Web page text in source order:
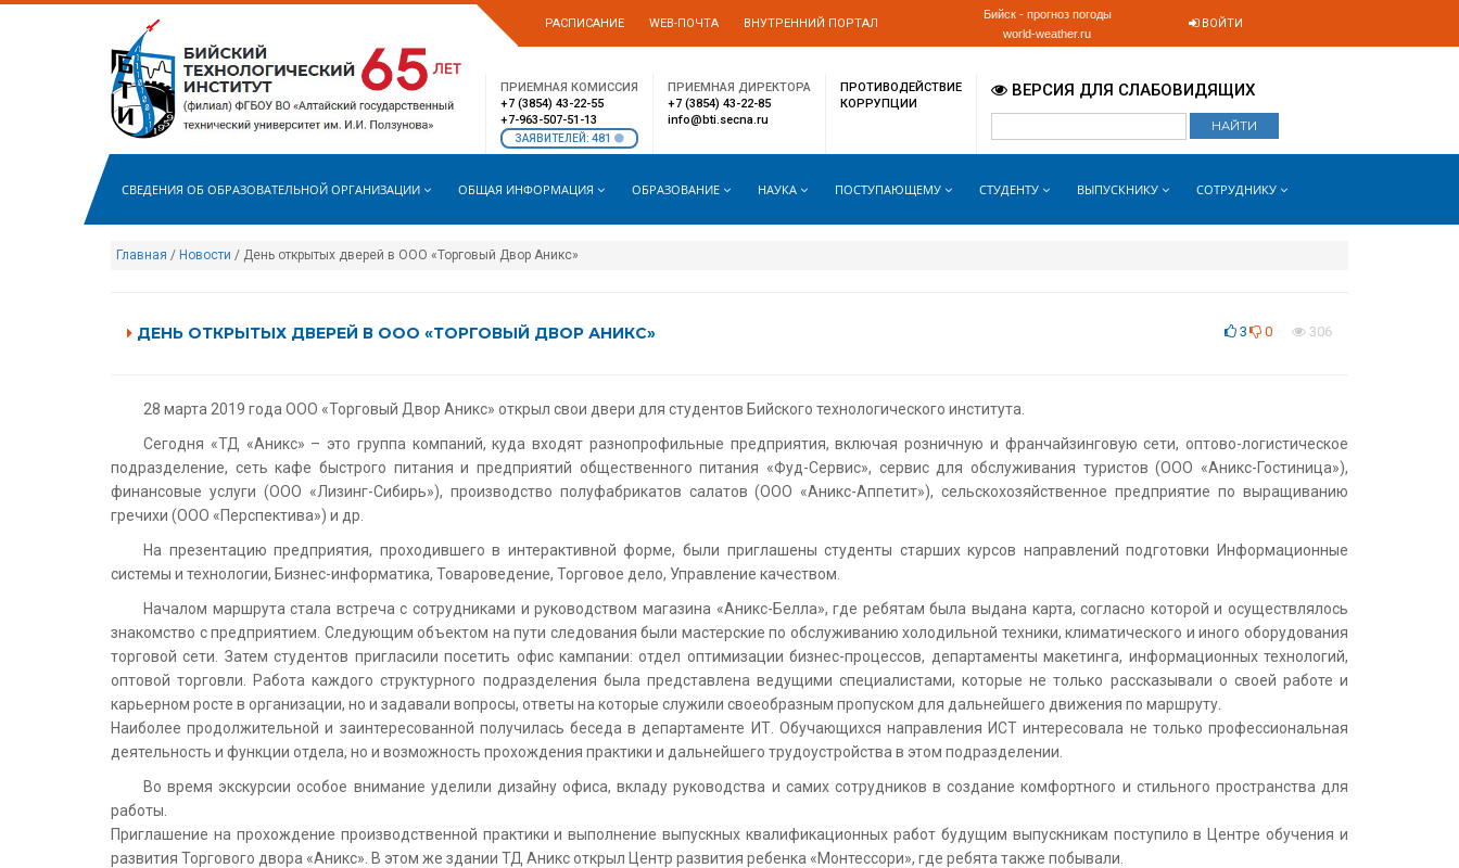
РАСПИСАНИЕ WEB-ПОЧТА ВНУТРЕННИЙ ПОРТАЛ
Бийск - прогноз погоды
world-weather.ru
ВОЙТИ
ПРИЕМНАЯ КОМИССИЯ
+7 (3854) 43-22-55
+7-963-507-51-13
ЗАЯВИТЕЛЕЙ: 481
ПРИЕМНАЯ ДИРЕКТОРА
+7 (3854) 43-22-85
info@bti.secna.ru
ПРОТИВОДЕЙСТВИЕ
КОРРУПЦИИ
ВЕРСИЯ ДЛЯ СЛАБОВИДЯЩИХ
СВЕДЕНИЯ ОБ ОБРАЗОВАТЕЛЬНОЙ ОРГАНИЗАЦИИ ОБЩАЯ ИНФОРМАЦИЯ ОБРАЗОВАНИЕ НАУКА ПОСТУПАЮЩЕМУ СТУДЕНТУ ВЫПУСКНИКУ СОТРУДНИКУ
Главная / Новости / День открытых дверей в ООО «Торговый Двор Аникс»
ДЕНЬ ОТКРЫТЫХ ДВЕРЕЙ В ООО «ТОРГОВЫЙ ДВОР АНИКС» 3 0 306
28 марта 2019 года ООО «Торговый Двор Аникс» открыл свои двери для студентов Бийского технологического института.
Сегодня «ТД «Аникс» – это группа компаний, куда входят разнопрофильные предприятия, включая розничную и франчайзинговую сети, оптово-логистическое
подразделение, сеть кафе быстрого питания и предприятий общественного питания «Фуд-Сервис», сервис для обслуживания туристов (ООО «Аникс-Гостиница»),
финансовые услуги (ООО «Лизинг-Сибирь»), производство полуфабрикатов салатов (ООО «Аникс-Аппетит»), сельскохозяйственное предприятие по выращиванию
гречихи (ООО «Перспектива») и др.
На презентацию предприятия, проходившего в интерактивной форме, были приглашены студенты старших курсов направлений подготовки Информационные
системы и технологии, Бизнес-информатика, Товароведение, Торговое дело, Управление качеством.
Началом маршрута стала встреча с сотрудниками и руководством магазина «Аникс-Белла», где ребятам была выдана карта, согласно которой и осуществлялось
знакомство с предприятием. Следующим объектом на пути следования были мастерские по обслуживанию холодильной техники, климатического и иного оборудования
торговой сети. Затем студентов пригласили посетить офис кампании: отдел оптимизации бизнес-процессов, департаменты макетинга, информационных технологий,
оптовой торговли. Работа каждого структурного подразделения была представлена ведущими специалистами, которые не только рассказывали о своей работе и
карьерном росте в организации, но и задавали вопросы, ответы на которые служили своеобразным пропуском для дальнейшего движения по маршруту.
Наиболее продолжительной и заинтересованной получилась беседа в департаменте ИТ. Обучающихся направления ИСТ интересовала не только профессиональная
деятельность и функции отдела, но и возможность прохождения практики и дальнейшего трудоустройства в этом подразделении.
Во время экскурсии особое внимание уделили дизайну офиса, вкладу руководства и самих сотрудников в создание комфортного и стильного пространства для
работы.
Приглашение на прохождение производственной практики и выполнение выпускных квалификационных работ будущим выпускникам поступило в Центре обучения и
развития Торгового двора «Аникс». В этом же здании ТД Аникс открыл Центр развития ребенка «Монтессори», где ребята также побывали.